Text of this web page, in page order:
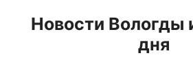
Новости Вологды
дня